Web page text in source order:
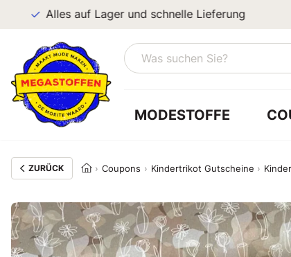
Alles auf Lager und schnelle Lieferung
MODESTOFFE
ZURÜCK Coupons Kindertrikot Gutscheine